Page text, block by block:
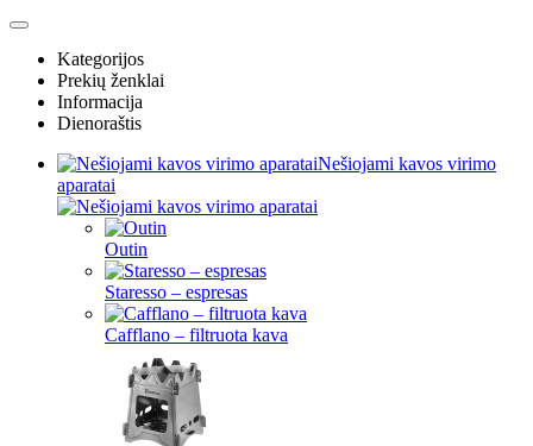
Kategorijos
Prekių ženklai
Informacija
Dienoraštis
Nešiojami kavos virimo
aparatai
Outin
Staresso – espresas
Cafflano – filtruota kava